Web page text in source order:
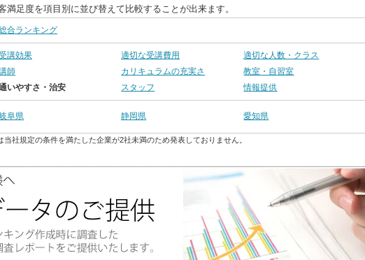
満足度を項目別に並び替えて比較することが出来ます。
合ランキング
講効果 適切な受講費用
適切な人数・クラス
師
カリキュラムの充実さ
教室・自習室
いやすさ・治安
スタッフ 情報提供
阜県 静岡県 愛知県
社規定の条件を満たした企業が2社未満のため発表しておりません。